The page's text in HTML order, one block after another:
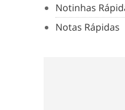
Notinhas
Notas Rápidas